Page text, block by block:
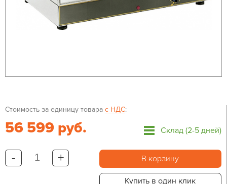
Стоимость за единицу товара с НДС:
56 599 руб. Склад (2-5 дней)
- + В корзину
Купить в один клик